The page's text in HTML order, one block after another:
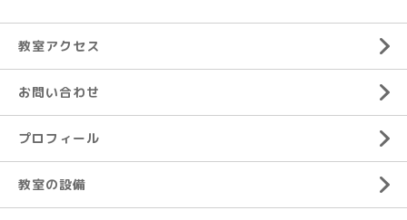
教室アクセス
お問い合わせ
プロフィール
教室の設備